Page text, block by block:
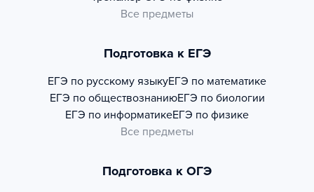
Все предметы
Подготовка к ЕГЭ
ЕГЭ по русскому языкуЕГЭ по математике
ЕГЭ по обществознаниюЕГЭ по биологии
ЕГЭ по информатикеЕГЭ по физике
Все предметы
Подготовка к ОГЭ